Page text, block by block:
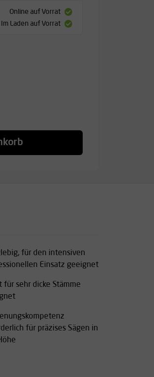
Online auf Vorrat
Im Laden auf Vorrat
für den intensiven
Einsatz geeignet
für sehr dicke Stämme
für präzises Sägen in